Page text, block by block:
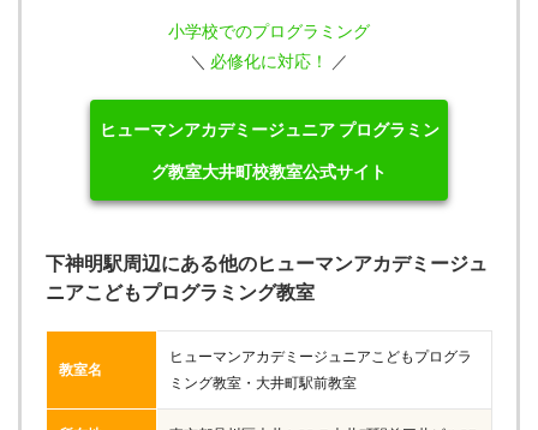
小学校でのプログラミング
＼ 必修化に対応！ ／
ヒューマンアカデミージュニア プログラミン
グ教室大井町校教室公式サイト
下神明駅周辺にある他のヒューマンアカデミージュ
ニアこどもプログラミング教室
教室名
ヒューマンアカデミージュニアこどもプログラ
ミング教室・大井町駅前教室